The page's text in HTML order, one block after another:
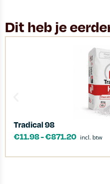
Dit heb je
Tradical 98
€11.98-€871.20 incl. btw